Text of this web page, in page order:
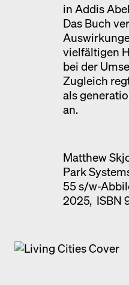
in Addis
Das Buch
vielfältigen
bei der
Zugleich
als
an.
Matthew
Park
55 s/w-
2025, ISBN